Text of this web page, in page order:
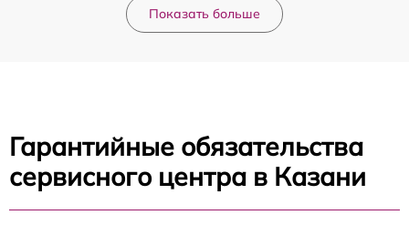
Показать больше
Гарантийные обязательства
сервисного центра в Казани